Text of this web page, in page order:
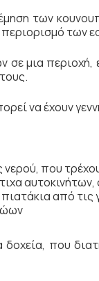
των
των
μια περιοχή,
να έχουν
νερού, που
από τις
δοχεία, που